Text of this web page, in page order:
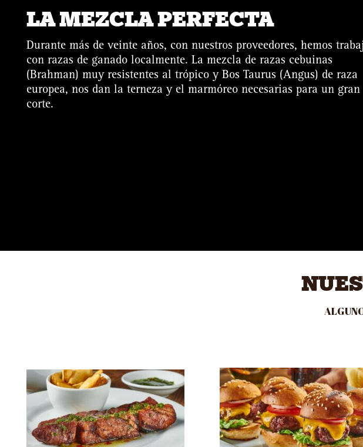
LA MEZCLA PERFECTA
Durante más de veinte años, con nuestros proveedores, hemos
con razas de ganado localmente. La mezcla de razas cebuinas
(Brahman) muy resistentes al trópico y Bos Taurus (Angus) de raza
europea, nos dan la terneza y el marmóreo necesarias para un gran
corte.